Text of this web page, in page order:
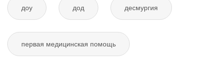
доу дод десмургия
первая медицинская помощь